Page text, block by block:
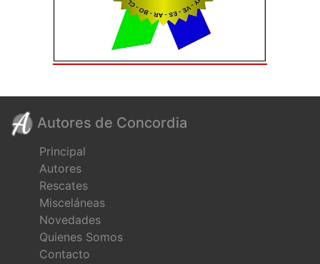
Autores de Concordia
Principal
Autores
Rescates
Misceláneas
Novedades
Quienes Somos
Contacto